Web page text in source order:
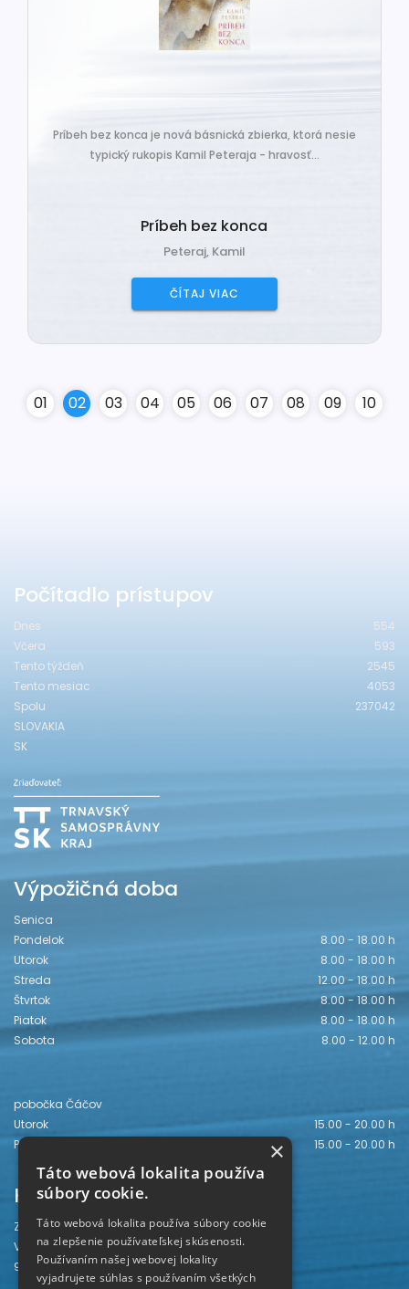
Príbeh bez konca je nová básnická zbierka, ktorá nesie
typický rukopis Kamil Peteraja - hravosť...
Príbeh bez konca
Peteraj, Kamil
ČÍTAJ VIAC
01 02 03 04 05 06 07 08 09 10
Počítadlo prístupov
Dnes
554
Včera
593
Tento týždeň
2545
Tento mesiac
4053
Spolu
237042
SLOVAKIA
SK
Výpožičná doba
Senica
Pondelok
8.00 - 18.00 h
Utorok
8.00 - 18.00 h
Streda
12.00 - 18.00 h
Štvrtok
8.00 - 18.00 h
Piatok
8.00 - 18.00 h
Sobota
8.00 - 12.00 h
pobočka Čáčov
Utorok
15.00 - 20.00 h
Piatok
15.00 - 20.00 h
Kontakt
Záhorská knižnica
Vajanského 28
905 01 Senica
×
Táto webová lokalita používa
súbory cookie.
Táto webová lokalita používa súbory cookie
na zlepšenie používateľskej skúsenosti.
Používaním našej webovej lokality
vyjadrujete súhlas s používaním všetkých